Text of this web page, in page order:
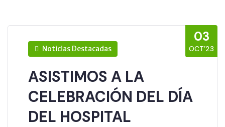
03
OCT’23
Noticias Destacadas
ASISTIMOS A LA
CELEBRACIÓN DEL DÍA
DEL HOSPITAL